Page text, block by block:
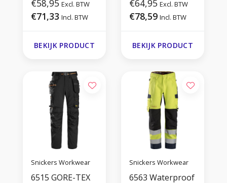
€58,95 Excl. BTW
€71,33 Incl. BTW
BEKIJK PRODUCT
High Vis Klasse 2
€64,95 Excl. BTW
€78,59 Incl. BTW
BEKIJK PRODUCT
Snickers Workwear
6515 GORE-TEX
Snickers Workwear
6563 Waterproof